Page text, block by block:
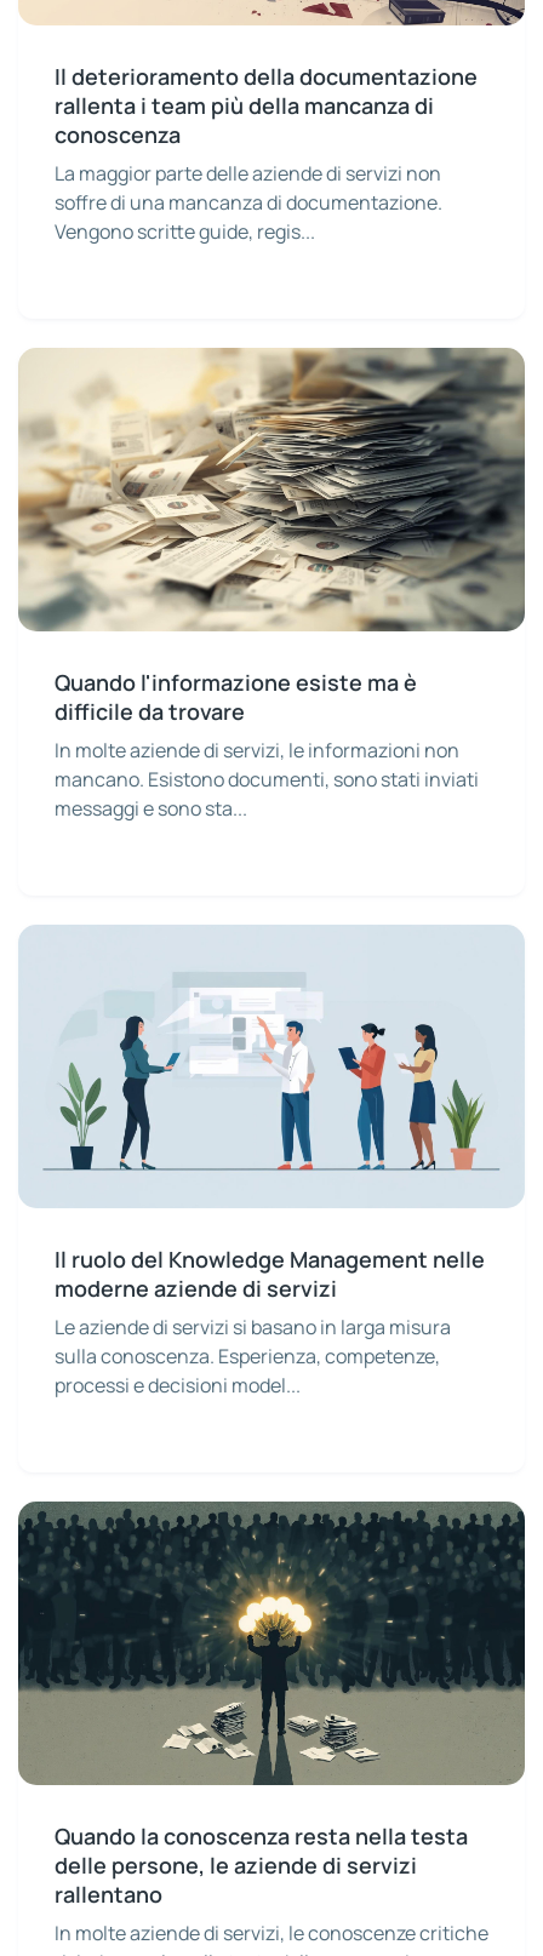
Il deterioramento della documentazione
rallenta i team più della mancanza di
conoscenza
La maggior parte delle aziende di servizi non
soffre di una mancanza di documentazione.
Vengono scritte guide, regis...
Quando l'informazione esiste ma è
difficile da trovare
In molte aziende di servizi, le informazioni non
mancano. Esistono documenti, sono stati inviati
messaggi e sono sta...
Il ruolo del Knowledge Management nelle
moderne aziende di servizi
Le aziende di servizi si basano in larga misura
sulla conoscenza. Esperienza, competenze,
processi e decisioni model...
Quando la conoscenza resta nella testa
delle persone, le aziende di servizi
rallentano
In molte aziende di servizi, le conoscenze critiche